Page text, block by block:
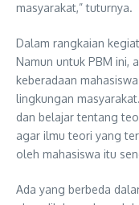
masyarakat,” tuturnya.
Dalam rangkaian
Namun untuk PBM ini,
keberadaan
lingkungan
dan belajar tentang
agar ilmu teori yang
oleh mahasiswa itu
Ada yang berbeda